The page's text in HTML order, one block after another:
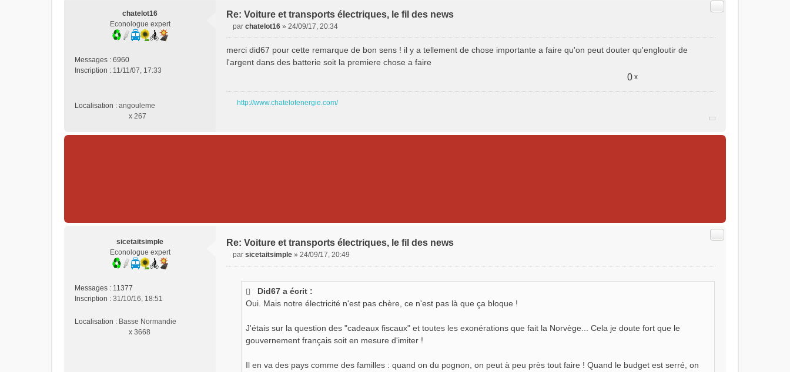
chatelot16
Econologue expert
Messages : 6960
Inscription : 11/11/07, 17:33
Localisation : angouleme
x 267
Re: Voiture et transports électriques, le fil des news
Citer
s
s
par chatelot16 » 24/09/17, 20:34
merci did67 pour cette remarque de bon sens ! il y a tellement de chose importante a faire qu'on peut douter qu'engloutir de
l'argent dans des batterie soit la premiere chose a faire
0 x
http://www.chatelotenergie.com/
sicetaitsimple
Econologue expert
Messages : 11377
Inscription : 31/10/16, 18:51
Localisation : Basse Normandie
x 3668
Re: Voiture et transports électriques, le fil des news
Citer
par sicetaitsimple » 24/09/17, 20:49
Did67 a écrit :
Oui. Mais notre électricité n'est pas chère, ce n'est pas là que ça bloque !
J'étais sur la question des "cadeaux fiscaux" et toutes les exonérations que fait la Norvège... Cela je doute fort que le
gouvernement français soit en mesure d'imiter !
Il en va des pays comme des familles : quand on du pognon, on peut à peu près tout faire ! Quand le budget est serré, on